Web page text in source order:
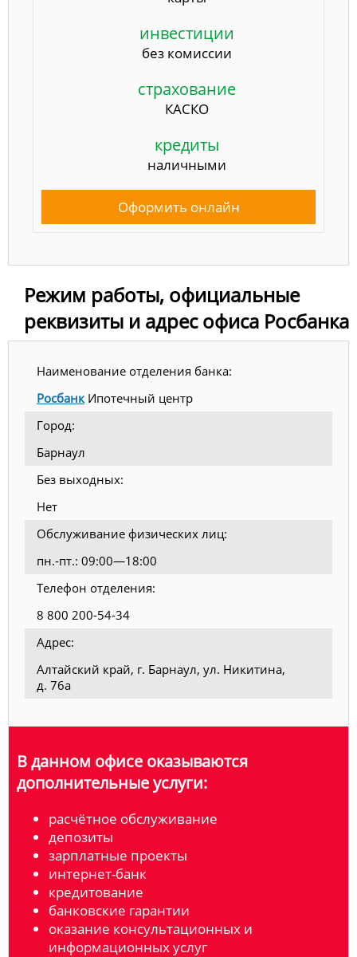
инвестиции
без комиссии
страхование
КАСКО
кредиты
наличными
Оформить онлайн
Режим работы, официальные
реквизиты и адрес офиса Росбанка
Наименование отделения банка:
РосбанкИпотечный центр
Город:
Барнаул
Без выходных:
Нет
Обслуживание физических лиц:
пн.-пт.: 09:00—18:00
Телефон отделения:
8 800 200-54-34
Адрес:
Алтайский край, г. Барнаул, ул. Никитина,
д. 76а
В данном офисе оказываются
дополнительные услуги:
расчётное обслуживание
депозиты
зарплатные проекты
интернет-банк
кредитование
банковские гарантии
оказание консультационных и
информационных услуг